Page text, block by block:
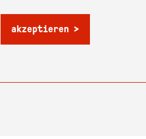
akzeptieren